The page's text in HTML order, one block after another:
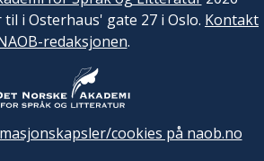
til i Osterhaus' gate 27 i Oslo. Kontakt
redaksjonen.
cookies på naob.no